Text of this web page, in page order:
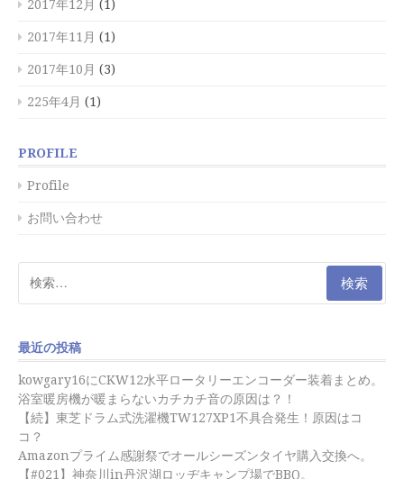
2017年12月 (1)
2017年11月 (1)
2017年10月 (3)
225年4月 (1)
PROFILE
Profile
お問い合わせ
索:
最近の投稿
kowgary16にCKW12水平ロータリーエンコーダー装着まとめ。
浴室暖房機が暖まらないカチカチ音の原因は？！
【続】東芝ドラム式洗濯機TW127XP1不具合発生！原因はコ
コ？
Amazonプライム感謝祭でオールシーズンタイヤ購入交換へ。
【#021】神奈川in丹沢湖ロッヂキャンプ場でBBQ。